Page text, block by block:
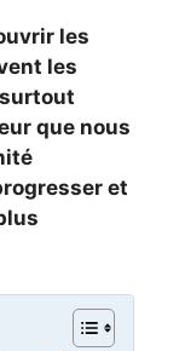
les
les
que nous
et